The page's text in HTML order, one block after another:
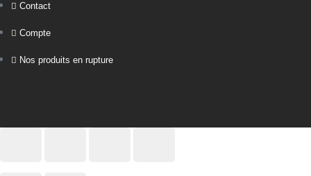
Contact
Compte
Nos produits en rupture